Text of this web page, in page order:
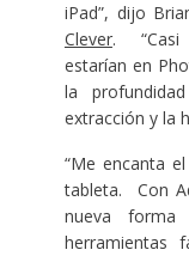
iPad”, dijo
Clever. “Casi
estarían en
la
extracción y la
“Me encanta
tableta. Con
nueva
herramientas